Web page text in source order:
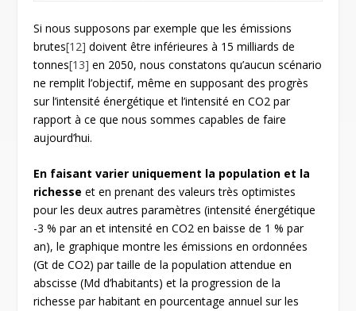
Si nous supposons par exemple que les émissions
brutes[12] doivent être inférieures à 15 milliards de
tonnes[13] en 2050, nous constatons qu’aucun scénario
ne remplit l’objectif, même en supposant des progrès
sur l’intensité énergétique et l’intensité en CO2 par
rapport à ce que nous sommes capables de faire
aujourd’hui.
En faisant varier uniquement la population et la
richesse et en prenant des valeurs très optimistes
pour les deux autres paramètres (intensité énergétique
-3 % par an et intensité en CO2 en baisse de 1 % par
an), le graphique montre les émissions en ordonnées
(Gt de CO2) par taille de la population attendue en
abscisse (Md d’habitants) et la progression de la
richesse par habitant en pourcentage annuel sur les